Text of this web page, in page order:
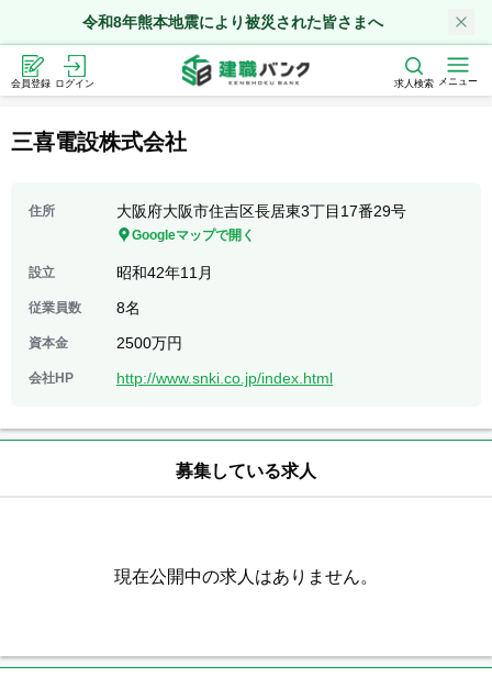
令和8年熊本地震により被災された皆さまへ
会員登録 ログイン 求人検索 メニュー
三喜電設株式会社
住所 大阪府大阪市住吉区長居東3丁目17番29号
Googleマップで開く
設立 昭和42年11月
従業員数 8名
資本金 2500万円
会社HP http://www.snki.co.jp/index.html
募集している求人
現在公開中の求人はありません。